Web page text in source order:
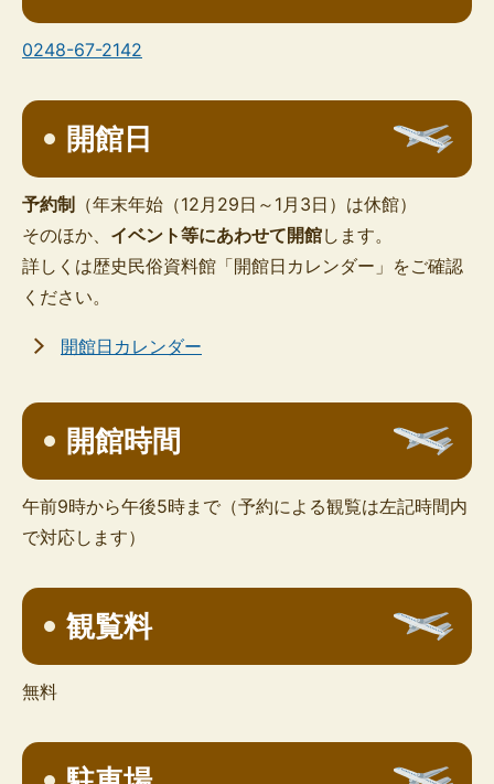
0248-67-2142
開館日
予約制 （年末年始（12月29日～1月3日）は休館）
そのほか、 イベント等にあわせて開館します。
詳しくは歴史民俗資料館「開館日カレンダー」をご確認
ください。
開館日カレンダー
開館時間
午前9時から午後5時まで（予約による観覧は左記時間内
で対応します）
観覧料
無料